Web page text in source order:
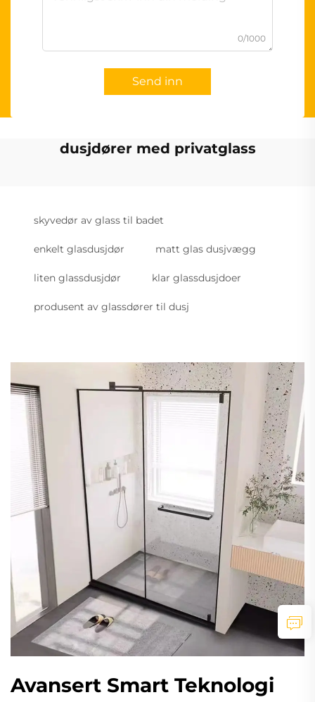
0/1000
Send inn
dusjdører med privatglass
skyvedør av glass til badet
enkelt glasdusjdør matt glas dusjvægg
liten glassdusjdør klar glassdusjdoer
produsent av glassdører til dusj
Avansert Smart Teknologi